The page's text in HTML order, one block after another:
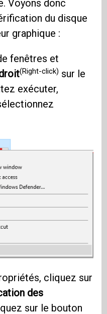
Voyons donc
du disque
graphique :
fenêtres et
(Right-click) sur le
exécuter,
cliquez sur
des
sur le bouton